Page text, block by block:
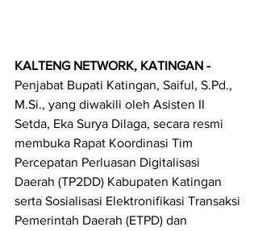
KALTENG NETWORK, KATINGAN -
Penjabat Bupati Katingan, Saiful, S.Pd.,
M.Si., yang diwakili oleh Asisten II
Setda, Eka Surya Dilaga, secara resmi
membuka Rapat Koordinasi Tim
Percepatan Perluasan Digitalisasi
Daerah (TP2DD) Kabupaten Katingan
serta Sosialisasi Elektronifikasi Transaksi
Pemerintah Daerah (ETPD) dan